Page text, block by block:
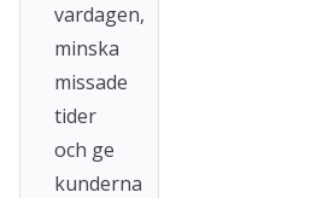
vardagen,
minska
missade
tider
och ge
kunderna